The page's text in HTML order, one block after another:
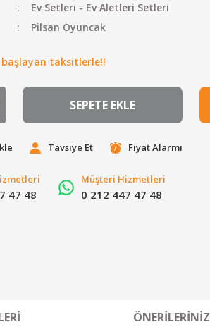
Ev Setleri - Ev Aletleri Setleri
Pilsan Oyuncak
başlayan taksitlerle!!
SEPETE EKLE
Tavsiye Et Fiyat Alarmı
47 48
Müşteri Hizmetleri
0 212 447 47 48
ÖNERILERINIZ